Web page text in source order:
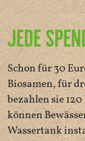
JEDE
Schon für 30
Biosamen, für
bezahlen sie
können
Wassertank